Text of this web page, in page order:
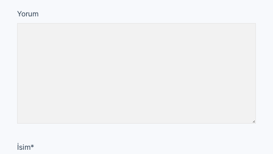
Yorum
İsim*